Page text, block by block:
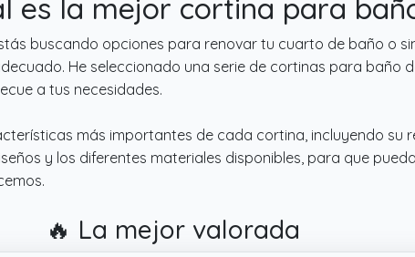
es la mejor cortina para
buscando opciones para renovar tu cuarto de baño o
He seleccionado una serie de cortinas para baño
a tus necesidades.
más importantes de cada cortina, incluyendo su
y los diferentes materiales disponibles, para que
🔥 La mejor valorada